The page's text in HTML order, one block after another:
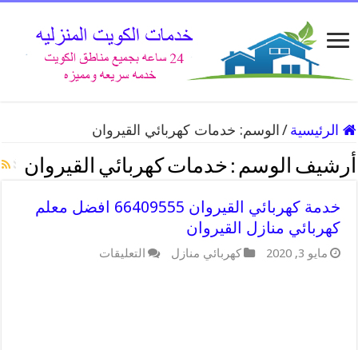
الرئيسية / الوسم: خدمات كهربائي القيروان
أرشيف الوسم : خدمات كهربائي القيروان
خدمة كهربائي القيروان 66409555 افضل معلم
كهربائي منازل القيروان
مايو 3, 2020 كهربائي منازل التعليقات